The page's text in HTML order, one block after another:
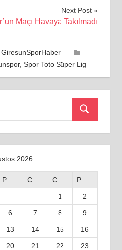
Next Post
Maçı Havaya Takılmadı
GiresunSporHaber
, Spor Toto Süper Lig
Ara
2026
P C C P
1 2
6 7 8 9
13 14 15 16
20 21 22 23